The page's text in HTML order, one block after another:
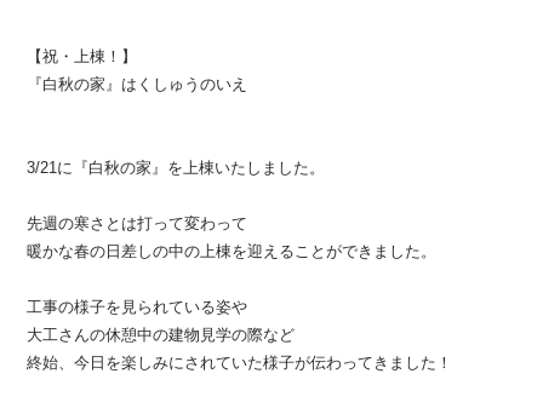
【祝・上棟！】
『白秋の家』はくしゅうのいえ
3/21に『白秋の家』を上棟いたしました。
先週の寒さとは打って変わって
暖かな春の日差しの中の上棟を迎えることができました。
工事の様子を見られている姿や
大工さんの休憩中の建物見学の際など
終始、今日を楽しみにされていた様子が伝わってきました！